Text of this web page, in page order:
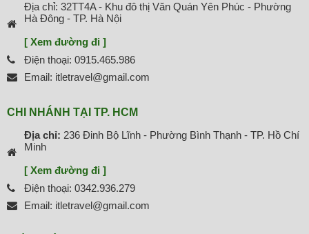
Địa chỉ: 32TT4A - Khu đô thị Văn Quán Yên Phúc - Phường
Hà Đông - TP. Hà Nội
[ Xem đường đi ]
Điện thoại: 0915.465.986
Email: itletravel@gmail.com
CHI NHÁNH TẠI TP. HCM
Địa chỉ: 236 Đinh Bộ Lĩnh - Phường Bình Thạnh - TP. Hồ Chí
Minh
[ Xem đường đi ]
Điện thoại: 0342.936.279
Email: itletravel@gmail.com